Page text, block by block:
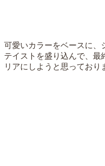
可愛いカラーをベースに、
テイストを盛り込んで、最
リアにしようと思っており